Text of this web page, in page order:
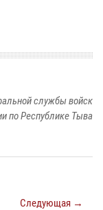
службы войск
по Республике Тыва
Следующая →